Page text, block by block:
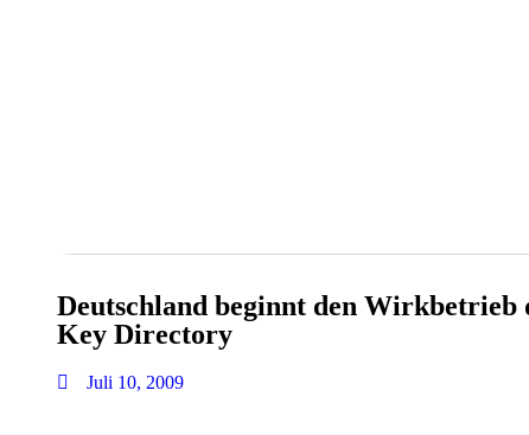
Deutschland beginnt den Wirkbetrieb
Key Directory
Juli 10, 2009